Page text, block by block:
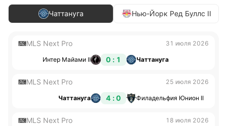
Чаттануга Нью-Йорк Ред Буллс II
MLS Next Pro 31 июля 2026
Интер Майами II 0 : 1 Чаттануга
MLS Next Pro 25 июля 2026
Чаттануга 4 : 0 Филадельфия Юнион II
MLS Next Pro
18 июля 2026